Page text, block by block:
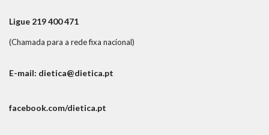
Ligue 219 400 471
(Chamada para a rede fixa nacional)
E-mail: dietica@dietica.pt
facebook.com/dietica.pt